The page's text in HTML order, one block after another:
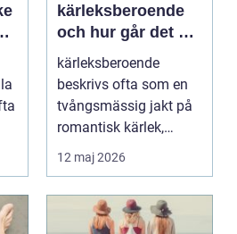
kärleksberoende
och hur går det att
bryta mönstret?
kärleksberoende
beskrivs ofta som en
tvångsmässig jakt på
romantisk kärlek,
närhet eller
bekräftelse...
12 maj 2026